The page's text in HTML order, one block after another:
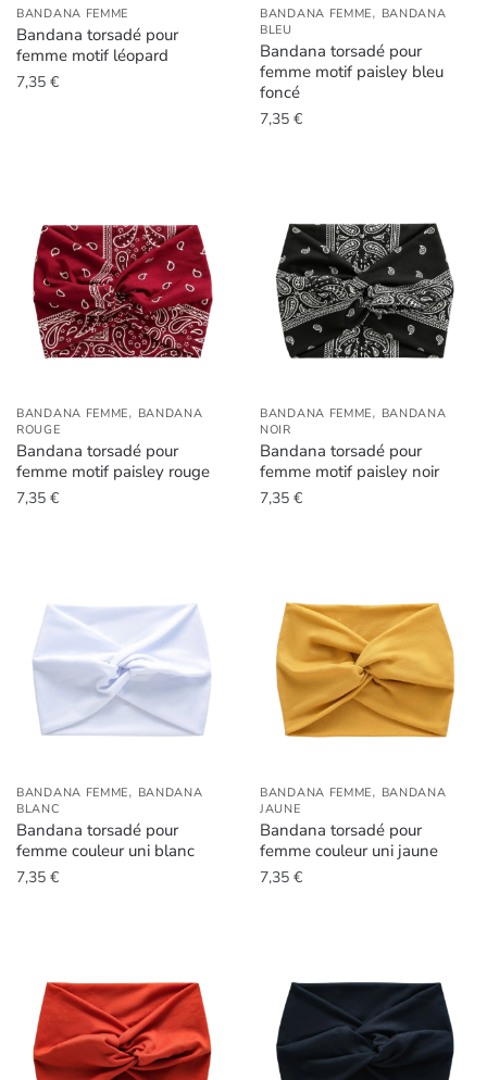
BANDANA FEMME
Bandana torsadé pour
femme motif léopard
7,35 €
BANDANA FEMME, BANDANA
BLEU
Bandana torsadé pour
femme motif paisley bleu
foncé
7,35 €
BANDANA FEMME, BANDANA
ROUGE
Bandana torsadé pour
femme motif paisley rouge
7,35 €
BANDANA FEMME, BANDANA
NOIR
Bandana torsadé pour
femme motif paisley noir
7,35 €
BANDANA FEMME, BANDANA
BLANC
Bandana torsadé pour
femme couleur uni blanc
7,35 €
BANDANA FEMME, BANDANA
JAUNE
Bandana torsadé pour
femme couleur uni jaune
7,35 €